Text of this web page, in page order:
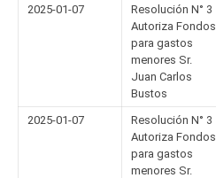
2025-01-07
Resolución N° 3
Autoriza Fondos
para gastos
menores Sr.
Juan Carlos
Bustos
2025-01-07
Resolución N° 3
Autoriza Fondos
para gastos
menores Sr.